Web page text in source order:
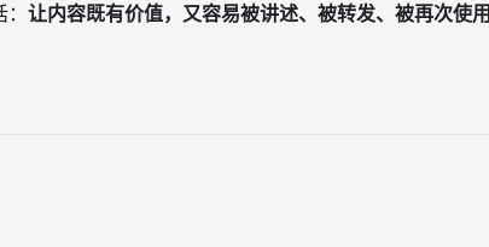
让内容既有价值，又容易被讲述、被转发、被再次使用